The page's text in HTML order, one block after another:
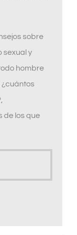
sobre
sexual y
hombre
de los que